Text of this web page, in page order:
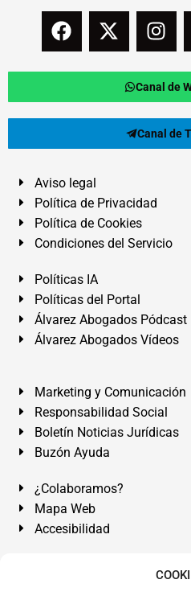
Canal de
Canal de
Aviso legal
Política de Privacidad
Política de Cookies
Condiciones del Servicio
Políticas IA
Políticas del Portal
Álvarez Abogados Pódcast
Álvarez Abogados Vídeos
Marketing y Comunicación
Responsabilidad Social
Boletín Noticias Jurídicas
Buzón Ayuda
¿Colaboramos?
Mapa Web
Accesibilidad
Álvarez Abogados Tenerife: